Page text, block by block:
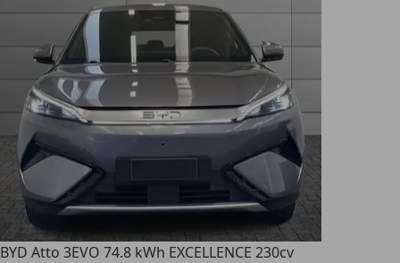
BYD Atto 3EVO 74.8 kWh EXCELLENCE 230cv